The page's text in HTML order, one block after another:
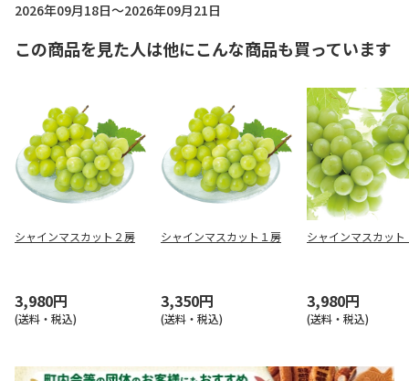
2026年09月18日～2026年09月21日
この商品を見た人は他にこんな商品も買っています
シャインマスカット２房
3,980円
(送料・税込)
シャインマスカット１房
3,350円
(送料・税込)
シャインマスカッ
3,980円
(送料・税込)